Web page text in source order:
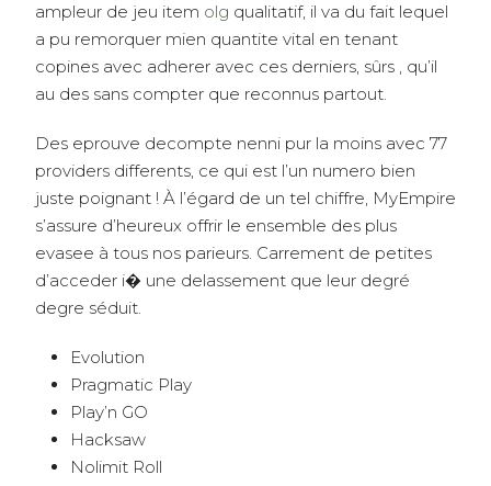
ampleur de jeu item olg qualitatif, il va du fait lequel
a pu remorquer mien quantite vital en tenant
copines avec adherer avec ces derniers, sûrs , qu’il
au des sans compter que reconnus partout.
Des eprouve decompte nenni pur la moins avec 77
providers differents, ce qui est l’un numero bien
juste poignant ! À l’égard de un tel chiffre, MyEmpire
s’assure d’heureux offrir le ensemble des plus
evasee à tous nos parieurs. Carrement de petites
d’acceder i� une delassement que leur degré
degre séduit.
Evolution
Pragmatic Play
Play’n GO
Hacksaw
Nolimit Roll